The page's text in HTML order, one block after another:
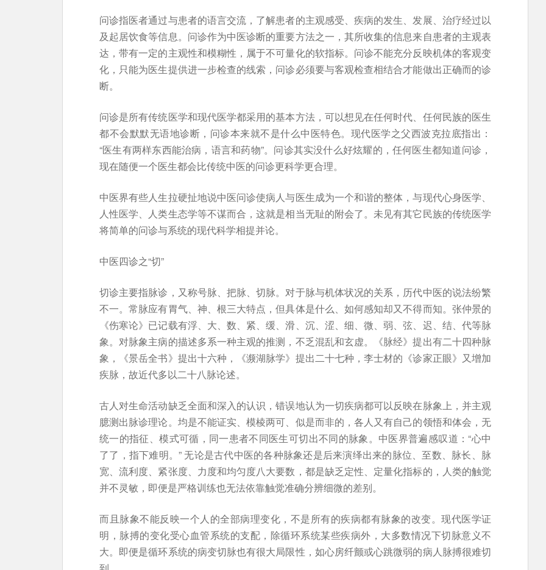
问诊指医者通过与患者的语言交流，了解患者的主观感受、疾病的发生、发展、治疗经过以
及起居饮食等信息。问诊作为中医诊断的重要方法之一，其所收集的信息来自患者的主观表
达，带有一定的主观性和模糊性，属于不可量化的软指标。问诊不能充分反映机体的客观变
化，只能为医生提供进一步检查的线索，问诊必须要与客观检查相结合才能做出正确而的诊
断。
问诊是所有传统医学和现代医学都采用的基本方法，可以想见在任何时代、任何民族的医生
都不会默默无语地诊断，问诊本来就不是什么中医特色。现代医学之父西波克拉底指出：
“医生有两样东西能治病，语言和药物”。问诊其实没什么好炫耀的，任何医生都知道问诊，
现在随便一个医生都会比传统中医的问诊更科学更合理。
中医界有些人生拉硬扯地说中医问诊使病人与医生成为一个和谐的整体，与现代心身医学、
人性医学、人类生态学等不谋而合，这就是相当无耻的附会了。未见有其它民族的传统医学
将简单的问诊与系统的现代科学相提并论。
中医四诊之“切”
切诊主要指脉诊，又称号脉、把脉、切脉。对于脉与机体状况的关系，历代中医的说法纷繁
不一。常脉应有胃气、神、根三大特点，但具体是什么、如何感知却又不得而知。张仲景的
《伤寒论》已记载有浮、大、数、紧、缓、滑、沉、涩、细、微、弱、弦、迟、结、代等脉
象。对脉象主病的描述多系一种主观的推测，不乏混乱和玄虚。《脉经》提出有二十四种脉
象，《景岳全书》提出十六种，《濒湖脉学》提出二十七种，李士材的《诊家正眼》又增加
疾脉，故近代多以二十八脉论述。
古人对生命活动缺乏全面和深入的认识，错误地认为一切疾病都可以反映在脉象上，并主观
臆测出脉诊理论。均是不能证实、模棱两可、似是而非的，各人又有自己的领悟和体会，无
统一的指征、模式可循，同一患者不同医生可切出不同的脉象。中医界普遍感叹道：“心中
了了，指下难明。” 无论是古代中医的各种脉象还是后来演绎出来的脉位、至数、脉长、脉
宽、流利度、紧张度、力度和均匀度八大要数，都是缺乏定性、定量化指标的，人类的触觉
并不灵敏，即便是严格训练也无法依靠触觉准确分辨细微的差别。
而且脉象不能反映一个人的全部病理变化，不是所有的疾病都有脉象的改变。现代医学证
明，脉搏的变化受心血管系统的支配，除循环系统某些疾病外，大多数情况下切脉意义不
大。即便是循环系统的病变切脉也有很大局限性，如心房纤颤或心跳微弱的病人脉搏很难切